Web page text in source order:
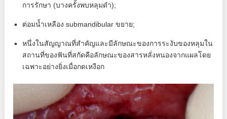
การรักษา (บางครั้งพบหลุมดำ);
ต่อมน้ำเหลือง submandibular ขยาย;
หนึ่งในสัญญาณที่สำคัญและมีลักษณะของการระงับของหลุมใน
สถานที่ของฟันที่สกัดคือลักษณะของสารหลั่งหนองจากแผลโดย
เฉพาะอย่างยิ่งเมื่อกดเหงือก